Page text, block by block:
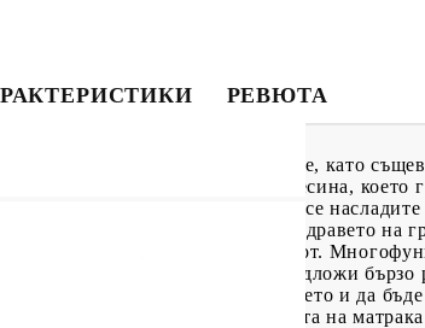
РЕВЮТА
решение за гости с преспиване, като
от масивна борова дървесина, което
и комфорт. Винаги можете да се
спокоен сън и също така пази здравето на
експлоатационния му живот.
легло през нощта, за да предложи
привлича вниманието, където и да
върнете матрака, ако опаковката на